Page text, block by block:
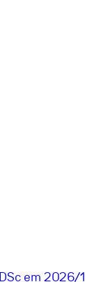
em 2026/1